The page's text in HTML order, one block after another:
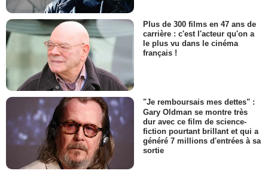
Plus de 300 films en 47 ans de
carrière : c'est l'acteur qu'on a
le plus vu dans le cinéma
français !
"Je remboursais mes dettes" :
Gary Oldman se montre très
dur avec ce film de science-
fiction pourtant brillant et qui a
généré 7 millions d'entrées à sa
sortie